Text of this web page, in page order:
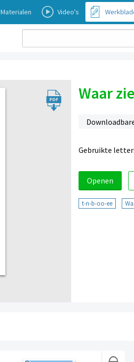
Materialen Video's
Waar
Gebruikte
Openen
t-n-b-oo-ee